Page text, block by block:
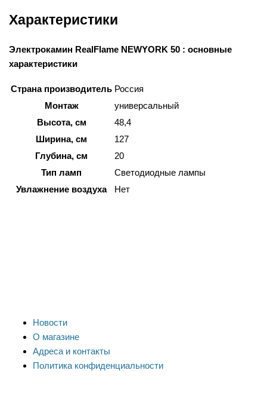
Характеристики
Электрокамин RealFlame NEWYORK 50 : основные
характеристики
Страна производитель Россия
Монтаж
универсальный
Высота, см
48,4
Ширина, см
127
Глубина, см
20
Тип ламп
Светодиодные лампы
Увлажнение воздуха
Нет
Новости
О магазине
Адреса и контакты
Политика конфиденциальности